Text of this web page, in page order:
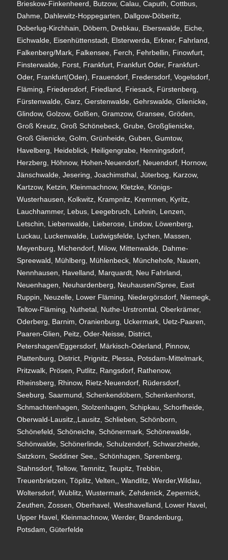
Brieskow-Finkenheerd, Butzow, Calau, Caputh, Cottbus,
Dahme, Dahlewitz-Hoppegarten, Dallgow-Döberitz,
Doberlug-Kirchhain, Döbern, Drebkau, Eberswalde, Eiche,
Eichwalde, Eisenhüttenstadt, Elsterwerda, Erkner, Fahrland,
Falkenberg/Mark, Falkensee, Ferch, Fehrbellin, Finowfurt,
Finsterwalde, Forst, Frankfurt, Frankfurt Oder, Frankfurt-
Oder, Frankfurt(Oder), Frauendorf, Fredersdorf, Vogelsdorf,
Fläming, Friedersdorf, Friedland, Friesack, Fürstenberg,
Fürstenwalde, Garz, Gerstenwalde, Gehrswalde, Glienicke,
Glindow, Golzow, Golßen, Gramzow, Gransee, Gröden,
Groß Kreutz, Groß Schönebeck, Grube, Großglienicke,
Groß Glienicke, Golm, Grünheide, Guben, Gumtow,
Havelberg, Heideblick, Heiligengrabe, Henningsdorf,
Herzberg, Höhnow, Hohen-Neuendorf, Neuendorf, Hornow,
Jänschwalde, Jesering, Joachimsthal, Jüterbog, Karzow,
Kartzow, Ketzin, Kleinmachnow, Kletzke, Königs-
Wusterhausen, Kolkwitz, Krampnitz, Kremmen, Kyritz,
Lauchhammer, Lebus, Leegebruch, Lehnin, Lenzen,
Letschin, Liebenwalde, Lieberose, Lindow, Löwenberg,
Luckau, Luckenwalde, Ludwigsfelde, Lychen, Massen,
Meyenburg, Michendorf, Milow, Mittenwalde, Dahme-
Spreewald, Mühlberg, Mühlenbeck, Münchehofe, Nauen,
Nennhausen, Havelland, Marquardt, Neu Fahrland,
Neuenhagen, Neuhardenberg, Neuhausen/Spree, East
Ruppin, Neuzelle, Lower Fläming, Niedergörsdorf, Niemegk,
Teltow-Fläming, Nuthetal, Nuthe-Urstromtal, Oberkrämer,
Oderberg, Barnim, Oranienburg, Uckermark, Uetz-Paaren,
Paaren-Glien, Peitz, Oder-Neisse, District,
Petershagen/Eggersdorf, Märkisch-Oderland, Pinnow,
Plattenburg, District, Prignitz, Plessa, Potsdam-Mittelmark,
Pritzwalk, Prösen, Putlitz, Rangsdorf, Rathenow,
Rheinsberg, Rhinow, Rietz-Neuendorf, Rüdersdorf,
Seeburg, Saarmund, Schenkendöbern, Schenkenhorst,
Schmachtenhagen, Stolzenhagen, Schipkau, Schorfheide,
Oberwald-Lausitz,,Lausitz, Schlieben, Schönborn,
Schönefeld, Schöneiche, Schönermark, Schönewalde,
Schönwalde, Schönerlinde, Schulzendorf, Schwarzheide,
Satzkorn, Seddiner See,, Schönhagen, Spremberg,
Stahnsdorf, Teltow, Temnitz, Teupitz, Trebbin,
Treuenbrietzen, Töplitz, Velten,, Wandlitz, Werder,Wildau,
Woltersdorf, Wublitz, Wustermark, Zehdenick, Zepernick,
Zeuthen, Zossen, Oberhavel, Westhavelland, Lower Havel,
Upper Havel, Kleinmachnow, Werder, Brandenburg,
Potsdam, Güterfelde